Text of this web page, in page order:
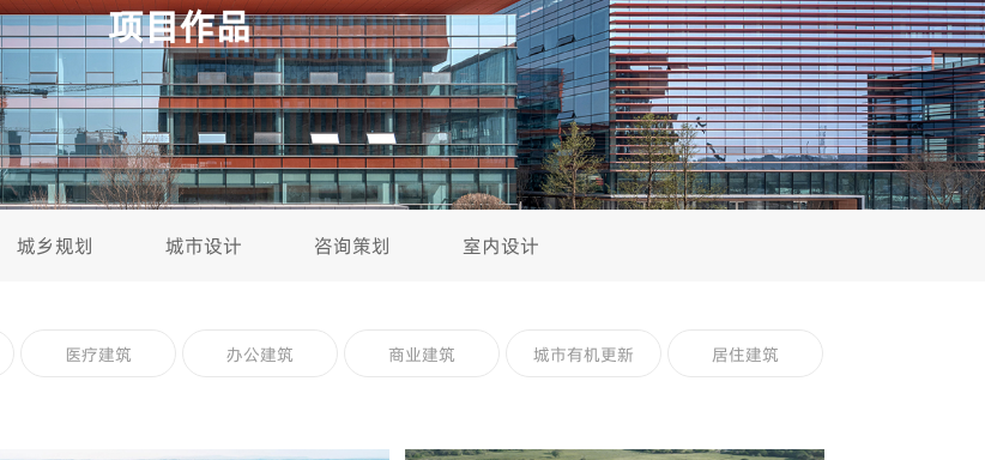
项目作品
城乡规划 城市设计 咨询策划 室内设计
医疗建筑 办公建筑 商业建筑 城市有机更新 居住建筑